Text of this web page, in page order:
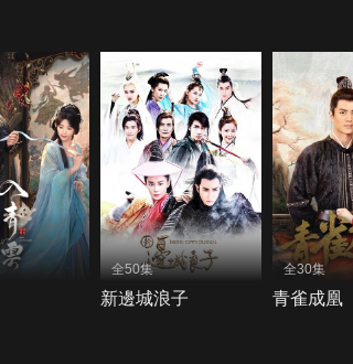
全50集
新邊城浪子
全30集
青雀成凰